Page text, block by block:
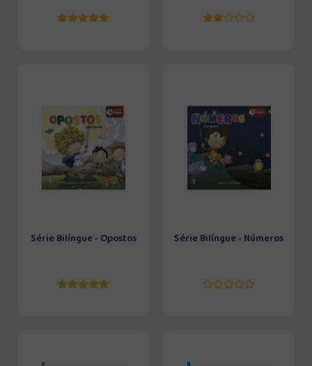
Série Bilíngue - Opostos Série Bilíngue - Números